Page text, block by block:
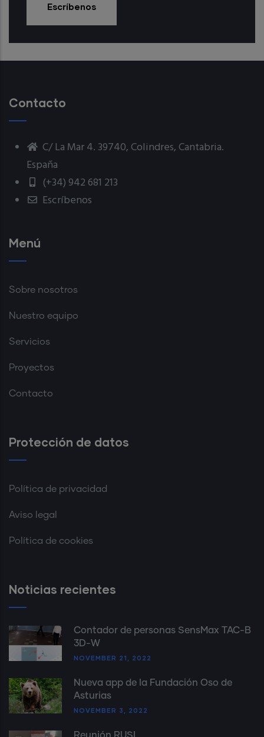
Escríbenos
Contacto
C/ La Mar 4. 39740, Colindres, Cantabria.
España
(+34) 942 681 213
Escríbenos
Menú
Sobre nosotros
Nuestro equipo
Servicios
Proyectos
Contacto
Protección de datos
Política de privacidad
Aviso legal
Política de cookies
Noticias recientes
Contador de personas SensMax TAC-B
3D-W
NOVEMBER 21, 2022
Nueva app de la Fundación Oso de
Asturias
NOVEMBER 3, 2022
Reunión RUSI